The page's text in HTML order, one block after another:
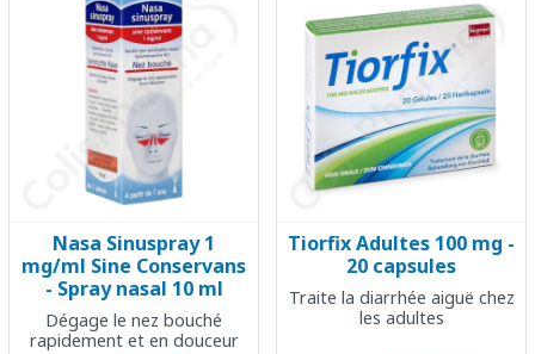
Nasa Sinuspray 1
mg/ml Sine Conservans
- Spray nasal 10 ml
Dégage le nez bouché
rapidement et en douceur
Tiorfix Adultes 100 mg -
20 capsules
Traite la diarrhée aiguë chez
les adultes